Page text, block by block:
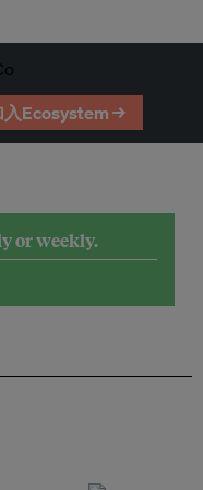
入Ecosystem →
or weekly.